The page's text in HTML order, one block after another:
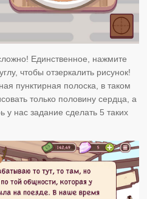
Единственное, нажмите
чтобы отзеркалить рисунок!
пунктирная полоска, в таком
только половину сердца, а
у нас задание сделать 5 таких